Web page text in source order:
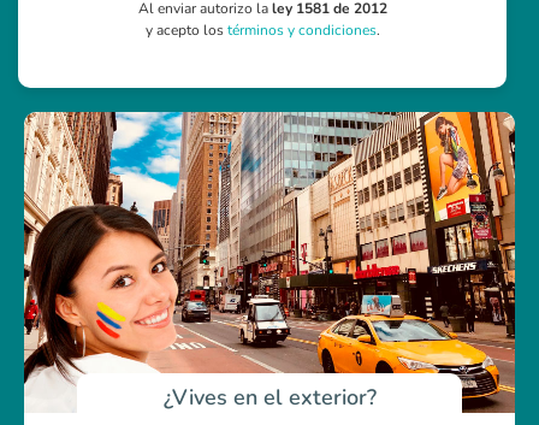
Al enviar autorizo laley 1581 de 2012
y acepto lostérminos y condiciones.
¿Vives en el exterior?